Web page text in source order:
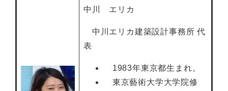
中川 エリカ
中川エリカ建築設計事務所 代
表
1983年東京都生まれ。
東京藝術大学大学院修